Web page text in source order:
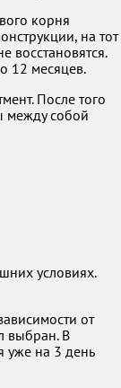
корня
на тот
восстановятся.
12 месяцев.
После того
между собой
условиях.
от
выбран. В
уже на 3 день